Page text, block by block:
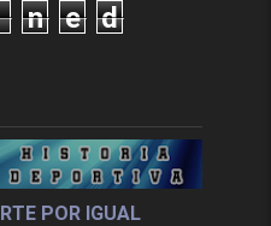
n e d
POR IGUAL